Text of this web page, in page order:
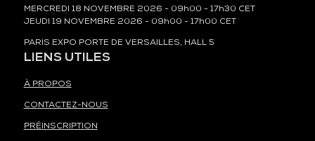
MERCREDI 18 NOVEMBRE 2026 - 09h00 - 17h30 CET
JEUDI 19 NOVEMBRE 2026 - 09h00 - 17h00 CET
PARIS EXPO PORTE DE VERSAILLES, HALL 5
LIENS UTILES
À PROPOS
CONTACTEZ-NOUS
PRÉINSCRIPTION